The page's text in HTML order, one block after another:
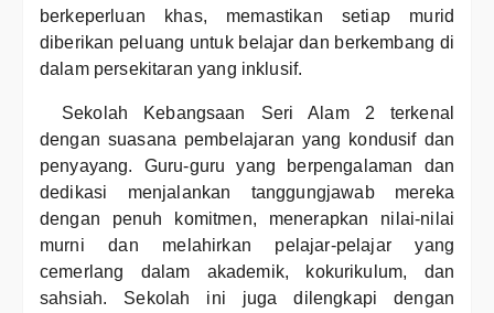
berkeperluan khas, memastikan setiap murid
diberikan peluang untuk belajar dan berkembang di
dalam persekitaran yang inklusif.
Sekolah Kebangsaan Seri Alam 2 terkenal
dengan suasana pembelajaran yang kondusif dan
penyayang. Guru-guru yang berpengalaman dan
dedikasi menjalankan tanggungjawab mereka
dengan penuh komitmen, menerapkan nilai-nilai
murni dan melahirkan pelajar-pelajar yang
cemerlang dalam akademik, kokurikulum, dan
sahsiah. Sekolah ini juga dilengkapi dengan